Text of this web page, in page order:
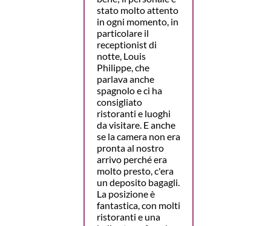
stato molto attento
in ogni momento, in
particolare il
receptionist di
notte, Louis
Philippe, che
parlava anche
spagnolo e ci ha
consigliato
ristoranti e luoghi
da visitare. E anche
se la camera non era
pronta al nostro
arrivo perché era
molto presto, c'era
un deposito bagagli.
La posizione è
fantastica, con molti
ristoranti e una